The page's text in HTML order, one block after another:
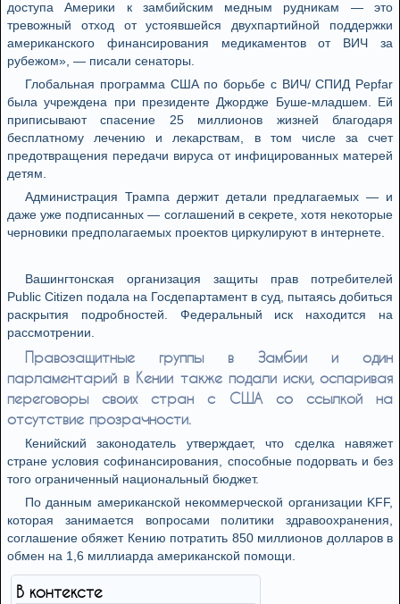
доступа Америки к замбийским медным рудникам — это
тревожный отход от устоявшейся двухпартийной поддержки
американского финансирования медикаментов от ВИЧ за
рубежом», — писали сенаторы.
Глобальная программа США по борьбе с ВИЧ/ СПИД Pepfar
была учреждена при президенте Джордже Буше-младшем. Ей
приписывают спасение 25 миллионов жизней благодаря
бесплатному лечению и лекарствам, в том числе за счет
предотвращения передачи вируса от инфицированных матерей
детям.
Администрация Трампа держит детали предлагаемых — и
даже уже подписанных — соглашений в секрете, хотя некоторые
черновики предполагаемых проектов циркулируют в интернете.
Вашингтонская организация защиты прав потребителей
Public Citizen подала на Госдепартамент в суд, пытаясь добиться
раскрытия подробностей. Федеральный иск находится на
рассмотрении.
Правозащитные группы в Замбии и один
парламентарий в Кении также подали иски, оспаривая
переговоры своих стран с США со ссылкой на
отсутствие прозрачности.
Кенийский законодатель утверждает, что сделка навяжет
стране условия софинансирования, способные подорвать и без
того ограниченный национальный бюджет.
По данным американской некоммерческой организации KFF,
которая занимается вопросами политики здравоохранения,
соглашение обяжет Кению потратить 850 миллионов долларов в
обмен на 1,6 миллиарда американской помощи.
В контексте